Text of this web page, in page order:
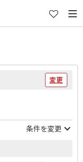
変更
条件を変更